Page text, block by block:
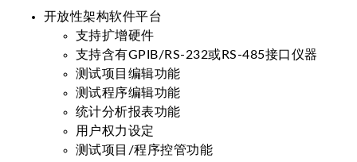
开放性架构软件平台
支持扩增硬件
支持含有GPIB/RS-232或RS-485接口仪器
测试项目编辑功能
测试程序编辑功能
统计分析报表功能
用户权力设定
测试项目/程序控管功能